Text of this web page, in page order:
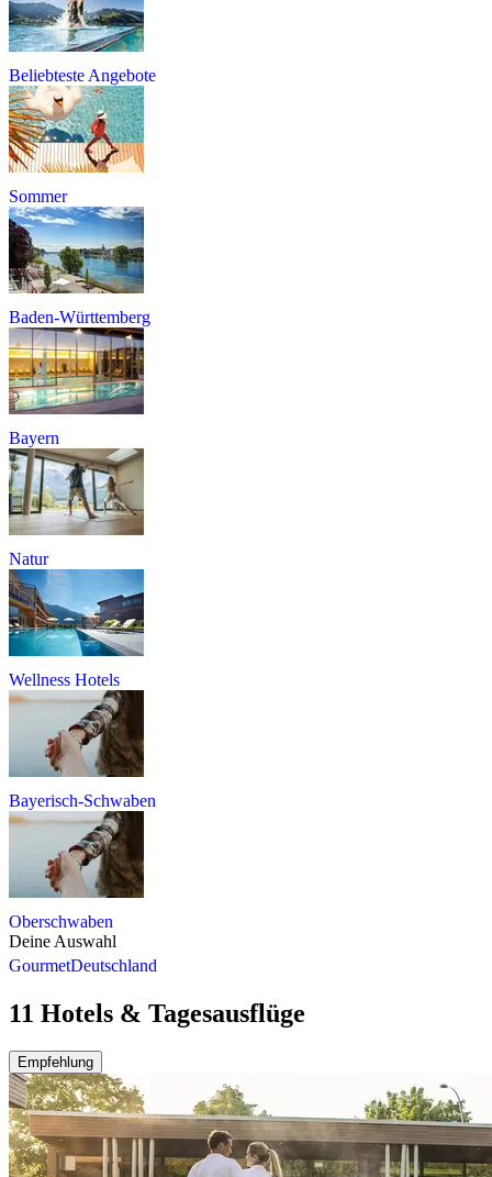
Beliebteste Angebote
Sommer
Baden-Württemberg
Bayern
Natur
Wellness Hotels
Bayerisch-Schwaben
Oberschwaben
Deine Auswahl
GourmetDeutschland
11 Hotels & Tagesausflüge
Empfehlung